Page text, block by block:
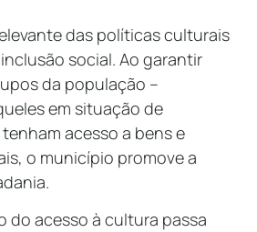
das políticas culturais
social. Ao garantir
da população –
em situação de
acesso a bens e
o município promove a
do acesso à cultura passa